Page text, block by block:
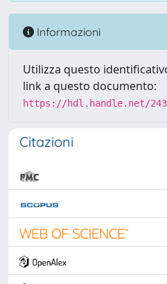
Informazioni
Utilizza questo
link a questo documento:
https://hdl.handle.net/
Citazioni